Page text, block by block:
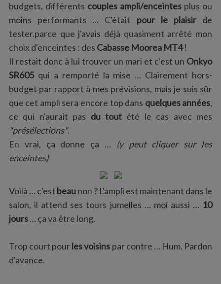
budgets, différents couples ampli/enceintes plus ou
moins performants … C'était pour le plaisir de
tester.parce que j'avais déjà quasiment arrêté mon
choix d'enceintes : des Cabasse Moorea MT4!
Il restait donc à lui trouver un mari et c'est un Onkyo
SR605qui a remporté la mise … Clairement hors-
budget par rapport à mes prévisions, mais je suis sûr
que cet ampli sera encore top dans quelques années,
ce qui n'aurait pas du tout été le cas avec mes
"présélections".
En vrai, ça donne ça … (y peut cliquer sur les
enceintes)
Voilà … c'est beaunon ? L'ampli est maintenant dans le
salon, il attend ses tours jumelles … moi aussi … 10
jours… ça va être long.
Trop court pourles voisins par contre … Hum. Pardon
d'avance.
S
a
r